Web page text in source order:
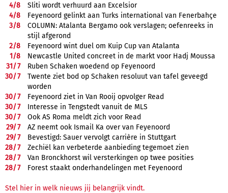
4/8
Sliti wordt verhuurd aan Excelsior
4/8
Feyenoord gelinkt aan Turks international van Fenerbahçe
3/8
COLUMN: Atalanta Bergamo ook verslagen; oefenreeks in
stijl afgerond
2/8
Feyenoord wint duel om Kuip Cup van Atalanta
1/8
Newcastle United concreet in de markt voor Hadj Moussa
31/7
Ruben Schaken woedend op Feyenoord
30/7
Twente ziet bod op Schaken resoluut van tafel geveegd
worden
30/7
Feyenoord ziet in Van Rooij opvolger Read
30/7
Interesse in Tengstedt vanuit de MLS
30/7
Ook AS Roma meldt zich voor Read
29/7
AZ neemt ook Ismail Ka over van Feyenoord
29/7
Bevestigd: Sauer vervolgt carrière in Stuttgart
28/7
Zechiël kan verbeterde aanbieding tegemoet zien
28/7
Van Bronckhorst wil versterkingen op twee posities
28/7 Forest staakt onderhandelingen met Feyenoord
Stel hier in welk nieuws jij belangrijk vindt.